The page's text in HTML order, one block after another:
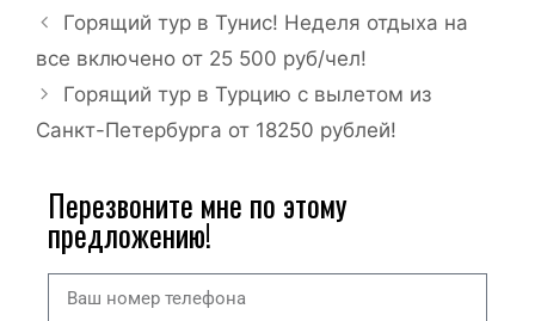
Горящий тур в Тунис! Неделя отдыха на
все включено от 25 500 руб/чел!
Горящий тур в Турцию с вылетом из
Санкт-Петербурга от 18250 рублей!
Перезвоните мне по этому
предложению!